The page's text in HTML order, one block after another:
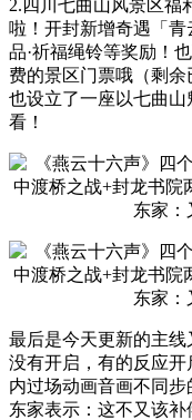
2.四川七曲山风景区福
啦！开封新增奇遇「
品·祈福绳铃等奖励！
费的景区门票哦（剩余
也设立了一座以七曲
看！
最后是今天更新的主
没有开启，有的反应
内过场动画音画不同
东家表示：这不又该补